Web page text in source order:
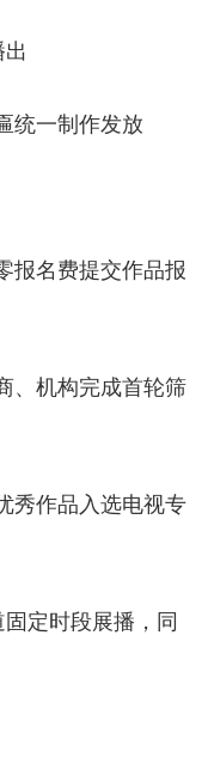
一制作发放
名费提交作品报
机构完成首轮筛
作品入选电视专
定时段展播，同